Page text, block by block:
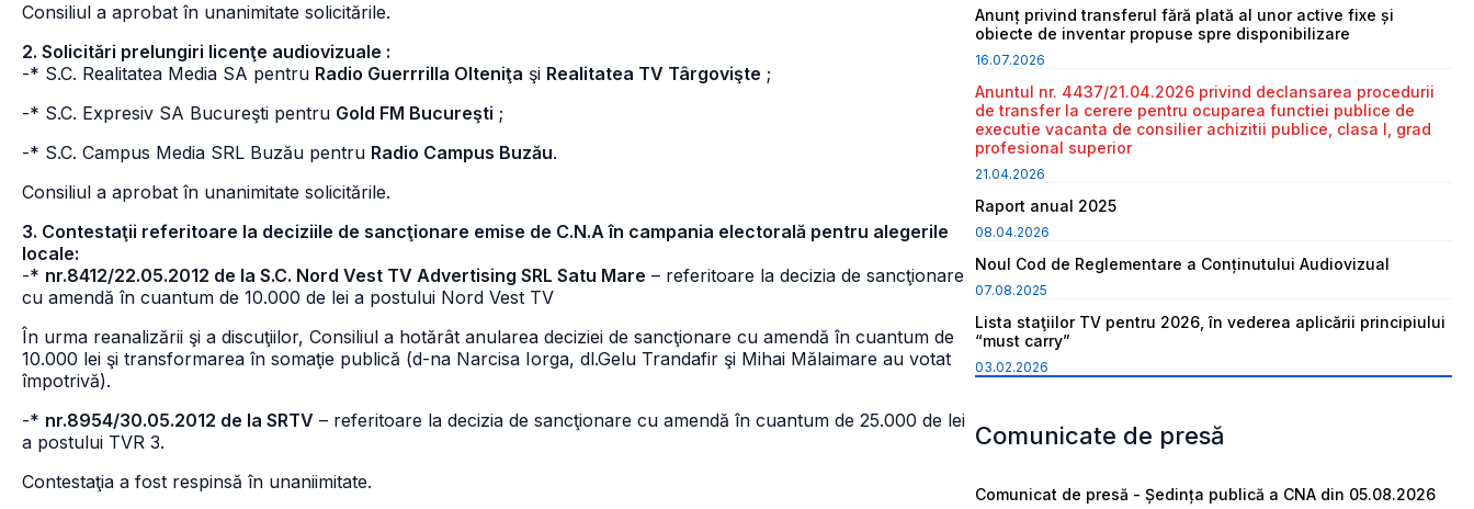
Consiliul a aprobat în unanimitate solicitările.
2. Solicitări prelungiri licenţe audiovizuale :
-* S.C. Realitatea Media SA pentru Radio Guerrrilla Olteniţa şi Realitatea TV Târgovişte ;
-* S.C. Expresiv SA Bucureşti pentru Gold FM Bucureşti ;
-* S.C. Campus Media SRL Buzău pentru Radio Campus Buzău.
Consiliul a aprobat în unanimitate solicitările.
3. Contestaţii referitoare la deciziile de sancţionare emise de C.N.A în campania electorală pentru alegerile
locale:
-* nr.8412/22.05.2012 de la S.C. Nord Vest TV Advertising SRL Satu Mare – referitoare la decizia de sancţionare
cu amendă în cuantum de 10.000 de lei a postului Nord Vest TV
În urma reanalizării şi a discuţiilor, Consiliul a hotărât anularea deciziei de sancţionare cu amendă în cuantum de
10.000 lei şi transformarea în somaţie publică (d-na Narcisa Iorga, dl.Gelu Trandafir şi Mihai Mălaimare au votat
împotrivă).
-* nr.8954/30.05.2012 de la SRTV – referitoare la decizia de sancţionare cu amendă în cuantum de 25.000 de lei
a postului TVR 3.
Contestaţia a fost respinsă în unaniimitate.
Anunț privind transferul fără plată al unor active fixe și
obiecte de inventar propuse spre disponibilizare
16.07.2026
Anuntul nr. 4437/21.04.2026 privind declansarea procedurii
de transfer la cerere pentru ocuparea functiei publice de
executie vacanta de consilier achizitii publice, clasa I, grad
profesional superior
21.04.2026
Raport anual 2025
08.04.2026
Noul Cod de Reglementare a Conținutului Audiovizual
07.08.2025
Lista staţiilor TV pentru 2026, în vederea aplicării principiului
“must carry”
03.02.2026
Comunicate de presă
Comunicat de presă - Ședința publică a CNA din 05.08.2026